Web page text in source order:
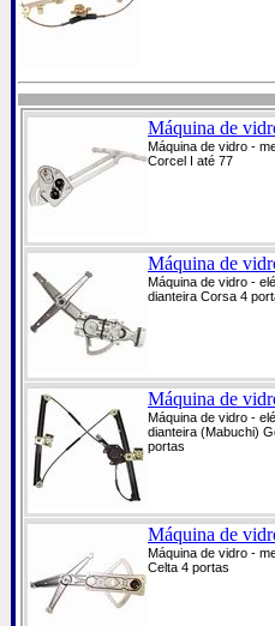
Máquina de
Máquina de vidro -
Corcel I até 77
Máquina de
Máquina de vidro -
dianteira Corsa 4
Máquina de
Máquina de vidro -
dianteira (Mabuchi)
portas
Máquina de
Máquina de vidro -
Celta 4 portas